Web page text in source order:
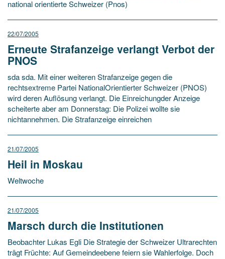
national orientierte Schweizer (Pnos)
22/07/2005
Erneute Strafanzeige verlangt Verbot der
PNOS
sda sda. Mit einer weiteren Strafanzeige gegen die
rechtsextreme Partei NationalOrientierter Schweizer (PNOS)
wird deren Auflösung verlangt. Die Einreichungder Anzeige
scheiterte aber am Donnerstag: Die Polizei wollte sie
nichtannehmen. Die Strafanzeige einreichen
21/07/2005
Heil in Moskau
Weltwoche
21/07/2005
Marsch durch die Institutionen
Beobachter Lukas Egli Die Strategie der Schweizer Ultrarechten
trägt Früchte: Auf Gemeindeebene feiern sie Wahlerfolge. Doch